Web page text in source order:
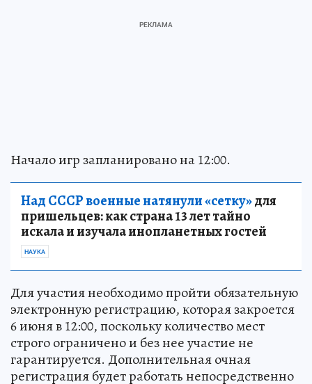
Начало игр запланировано на 12:00.
Над СССР военные натянули «сетку»для
пришельцев: как страна 13 лет тайно
искала и изучала инопланетных гостей
НАУКА
Для участия необходимо пройти обязательную
электронную регистрацию, которая закроется
6 июня в 12:00, поскольку количество мест
строго ограничено и без нее участие не
гарантируется. Дополнительная очная
регистрация будет работать непосредственно